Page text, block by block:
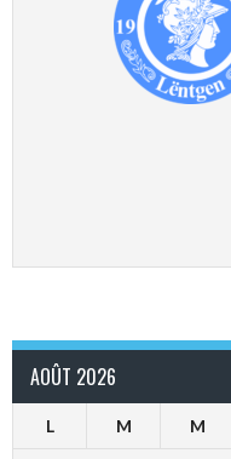
AOÛT 2026
L M M